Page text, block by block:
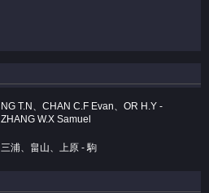
NG T.N、CHAN C.F Evan、OR H.Y -
ZHANG W.X Samuel
三浦、畠山、上原 - 駒